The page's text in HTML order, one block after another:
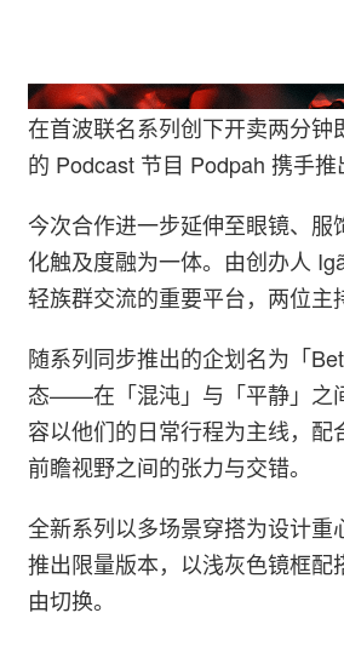
在首波联名系列创下开卖两分
的 Podcast 节目 Podpah 携手推
今次合作进一步延伸至眼镜、
化触及度融为一体。由创办人
轻族群交流的重要平台，两位主
随系列同步推出的企划名为「
态——在「混沌」与「平静」之
容以他们的日常行程为主线，
前瞻视野之间的张力与交错。
全新系列以多场景穿搭为设计
推出限量版本，以浅灰色镜框
由切换。